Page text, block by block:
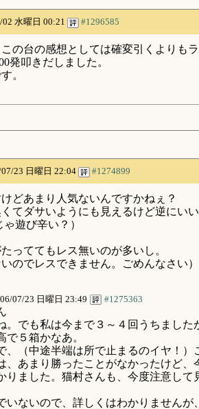
02 水曜日 00:21 #1296585
の台の感想としては確変引くよりも
発叩きだしました。
。
23 日曜日 22:04 #1274899
どあまり人気ないんですかねぇ？
てダサいようにも見えるけど逆にい
遊び辛い？）
っててもレス無いのが多いし。
のでレスできません。ごめんなさい）
07/23 日曜日 23:49 #1275363
。でも私は今まで３～４回うちまし
で５箱かなあ。
、（中途半端は所で止まるのイヤ！
、あまり勝ったことがなかったけど
りました。猫村さんも、今度注意し
いないので、詳しくはわかりませんが